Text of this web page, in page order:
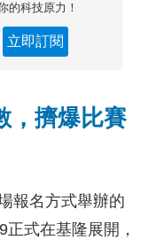
的科技原力！
立即訂閱
，擠爆比賽
報名方式舉辦的
正式在基隆展開，